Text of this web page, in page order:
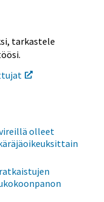
tarkastele
olleet